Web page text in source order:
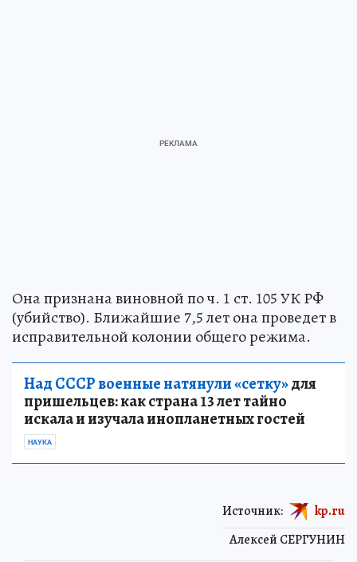
Она признана виновной по ч. 1 ст. 105 УК РФ
(убийство). Ближайшие 7,5 лет она проведет в
исправительной колонии общего режима.
Над СССР военные натянули «сетку»для
пришельцев: как страна 13 лет тайно
искала и изучала инопланетных гостей
НАУКА
Алексей СЕРГУНИН
Источник: kp.ru